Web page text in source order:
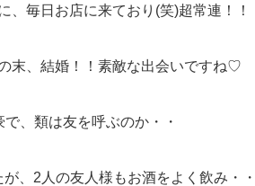
、毎日お店に来ており(笑)超常連！！
末、結婚！！素敵な出会いですね♡
、類は友を呼ぶのか・・
、2人の友人様もお酒をよく飲み・・